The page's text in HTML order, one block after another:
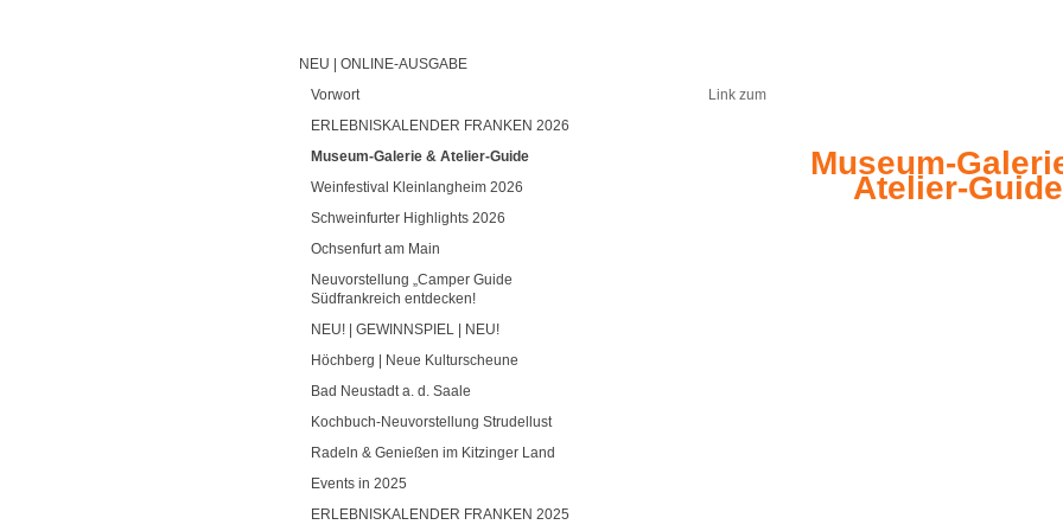
NEU | ONLINE-AUSGABE
Vorwort
ERLEBNISKALENDER FRANKEN 2026
Museum-Galerie & Atelier-Guide
Weinfestival Kleinlangheim 2026
Schweinfurter Highlights 2026
Ochsenfurt am Main
Neuvorstellung „Camper Guide
Südfrankreich entdecken!
NEU! | GEWINNSPIEL | NEU!
Höchberg | Neue Kulturscheune
Bad Neustadt a. d. Saale
Kochbuch-Neuvorstellung Strudellust
Radeln & Genießen im Kitzinger Land
Events in 2025
ERLEBNISKALENDER FRANKEN 2025
Link zum
Museum-
Atelier-Guide